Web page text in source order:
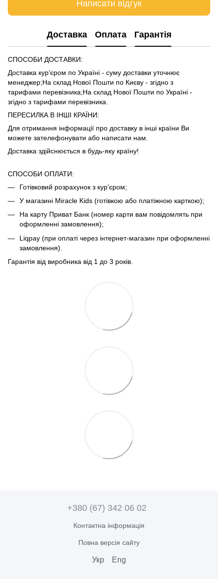
Написати відгук
Доставка Оплата Гарантія
СПОСОБИ ДОСТАВКИ:
Доставка кур'єром по Україні - суму доставки уточнює
менеджер;На склад Нової Пошти по Києву - згідно з
тарифами перевізника;На склад Нової Пошти по Україні -
згідно з тарифами перевізника
ПЕРЕСИЛКА В ІНШІ КРАЇНИ:
Для отримання інформації про доставку в інші країни Ви
можете зателефонувати або написати нам.
Доставка здійснюється в будь-яку країну!
СПОСОБИ ОПЛАТИ:
Готівковий розрахунок з кур'єром;
У магазині Miracle Kids (готівкою або платіжною карткою);
На карту Приват Банк (номер карти вам повідомлять при
оформленні замовлення);
Liqpay (при оплаті через інтернет-магазин при оформленні
замовлення).
Гарантія від виробника від 1 до 3 років.
+380 (67) 342 06 02
Контактна інформація
Повна версія сайту
Укр Eng